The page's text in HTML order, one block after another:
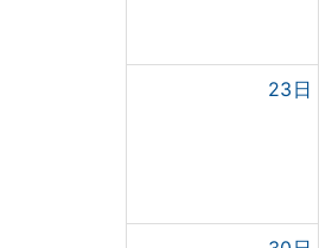
23日